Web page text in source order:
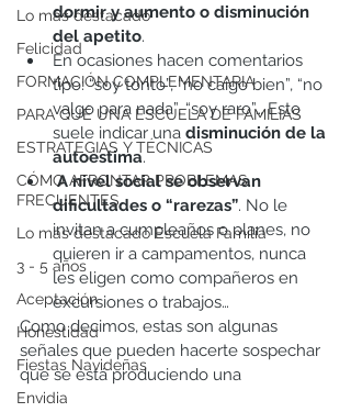
Lo más destacado
Felicidad
FORMACIÓN COMPLEMENTARIA
PARA QUÉ UNA ESCUELA DE FAMILIAS
ESTRATEGIAS Y TÉCNICAS
CÓMO AFRONTAR PROBLEMAS
FRECUENTES
Lo más destacado Escuela Familia
3 - 5 años
Aceptación
Honestidad
Fiestas Navideñas
Envidia
dormir y aumento o disminución
del apetito.
En ocasiones hacen comentarios
tipo: “soy tonto”, “no caigo bien”, “no
valgo para nada”, “soy raro”… Esto
suele indicar una disminución de la
autoestima.
A nivel social se observan
dificultades o “rarezas”. No le
invitan a cumpleaños o planes, no
quieren ir a campamentos, nunca
les eligen como compañeros en
excursiones o trabajos…
Como decimos, estas son algunas
señales que pueden hacerte sospechar
que se está produciendo una